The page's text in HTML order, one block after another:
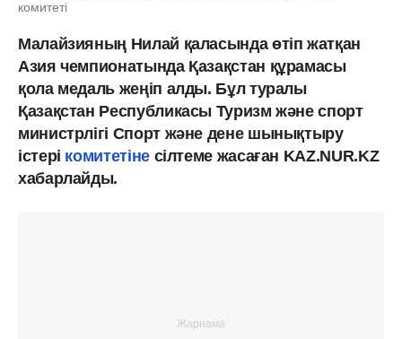
комитеті
Малайзияның Нилай қаласында өтіп жатқан
Азия чемпионатында Қазақстан құрамасы
қола медаль жеңіп алды. Бұл туралы
Қазақстан Республикасы Туризм және спорт
министрлігі Спорт және дене шынықтыру
істері комитетіне сілтеме жасаған KAZ.NUR.KZ
хабарлайды.